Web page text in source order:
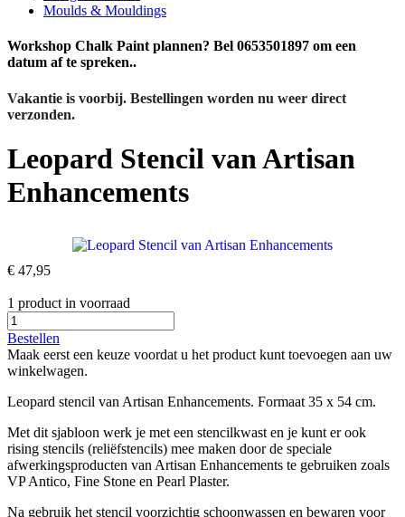
Moulds & Mouldings
Workshop Chalk Paint plannen? Bel 0653501897 om een
datum af te spreken..
Vakantie is voorbij. Bestellingen worden nu weer direct
verzonden.
Leopard Stencil van Artisan
Enhancements
€ 47,95
1 product in voorraad
Bestellen
Maak eerst een keuze voordat u het product kunt toevoegen aan uw
winkelwagen.
Leopard stencil van Artisan Enhancements. Formaat 35 x 54 cm.
Met dit sjabloon werk je met een stencilkwast en je kunt er ook
rising stencils (reliëfstencils) mee maken door de speciale
afwerkingsproducten van Artisan Enhancements te gebruiken zoals
VP Antico, Fine Stone en Pearl Plaster.
Na gebruik het stencil voorzichtig schoonwassen en bewaren voor